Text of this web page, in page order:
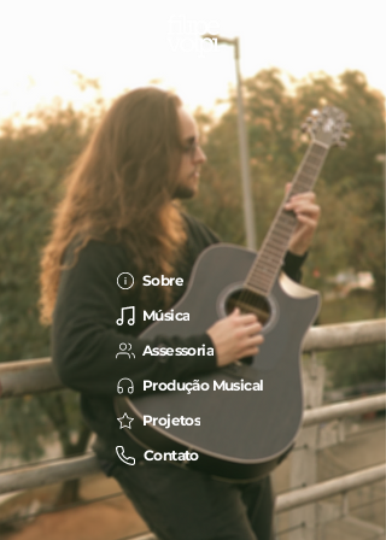
Sobre
Música
Assessoria
Produção Musical
Projetos
Contato